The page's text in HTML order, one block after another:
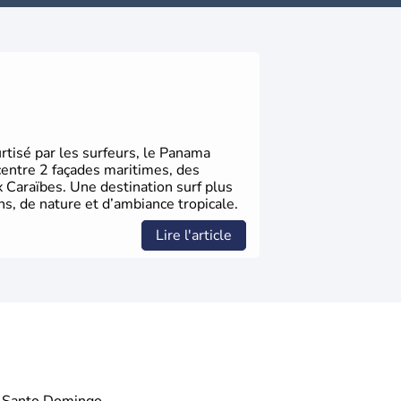
par les surfeurs, le Panama
2 façades maritimes, des
Une destination surf plus
de nature et d’ambiance tropicale.
Lire l'article